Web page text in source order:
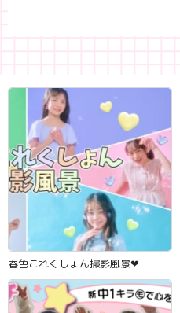
春色これくしょん撮影風景‪‪❤︎‬